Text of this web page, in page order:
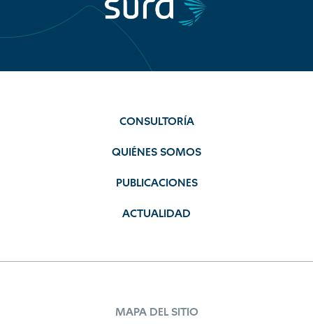
CONSULTORÍA
QUIÉNES SOMOS
PUBLICACIONES
ACTUALIDAD
MAPA DEL SITIO